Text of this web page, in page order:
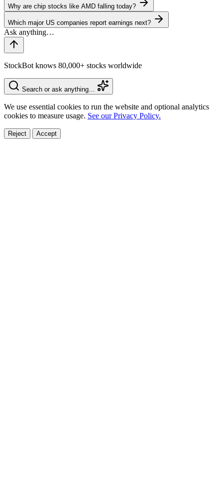
Why are chip stocks like AMD falling today?
Which major US companies report earnings next?
StockBot knows 80,000+ stocks worldwide
Search or ask anything…
We use essential cookies to run the website and optional analytics
cookies to measure usage. See our Privacy Policy.
Reject Accept